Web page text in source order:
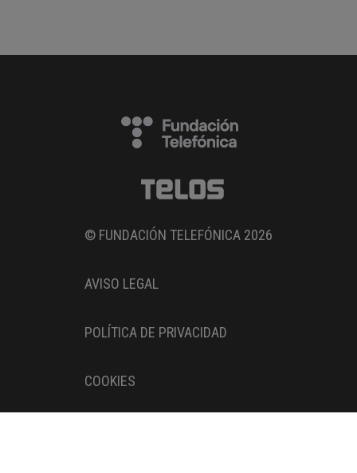
© FUNDACIÓN TELEFÓNICA 2026
AVISO LEGAL
POLÍTICA DE PRIVACIDAD
COOKIES